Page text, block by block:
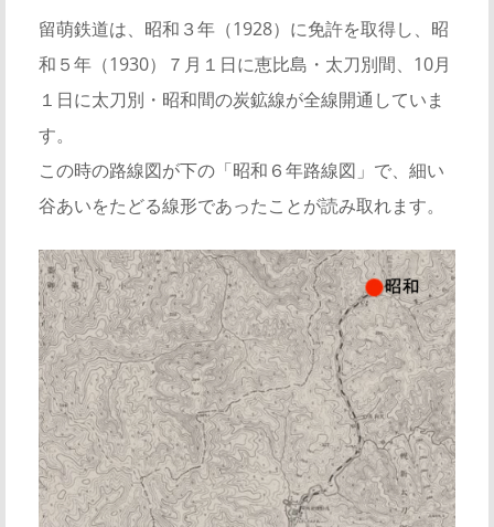
留萌鉄道は、昭和３年（1928）に免許を取得し、昭
和５年（1930）７月１日に恵比島・太刀別間、10月
１日に太刀別・昭和間の炭鉱線が全線開通していま
す。
この時の路線図が下の「昭和６年路線図」で、細い
谷あいをたどる線形であったことが読み取れます。